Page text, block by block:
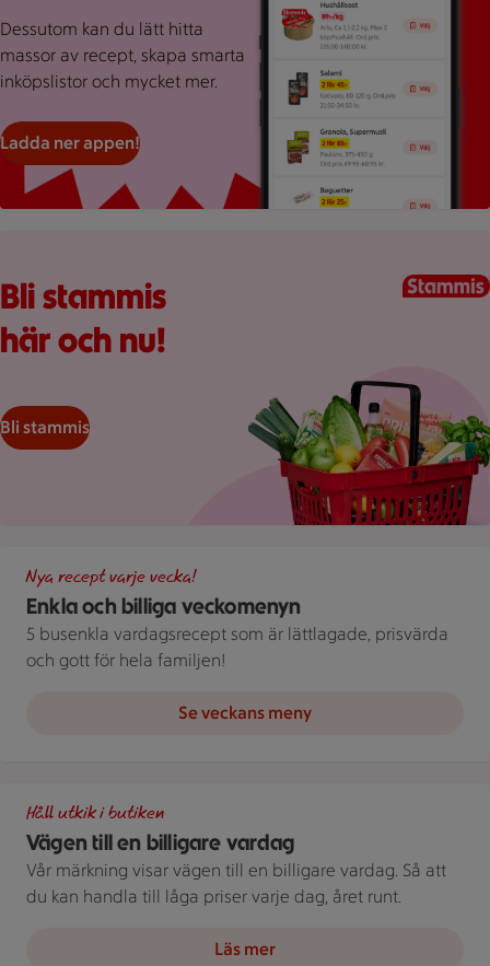
Dessutom kan du lätt hitta
massor av recept, skapa smarta
inköpslistor och mycket mer.
Ladda ner appen!
Bli stammis
här och nu!
Bli stammis
Enkla och billiga veckomenyn
Nya recept varje vecka!
5 busenkla vardagsrecept som är lättlagade, prisvärda
och gott för hela familjen!
Se veckans meny
Vägen till en billigare vardag
Håll utkik i butiken
Vår märkning visar vägen till en billigare vardag. Så att
du kan handla till låga priser varje dag, året runt.
Läs mer